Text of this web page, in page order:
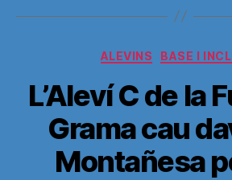
ALEVINS BASE I
L’Aleví C de la
Grama cau
Montañesa